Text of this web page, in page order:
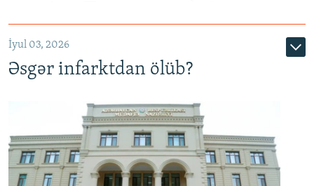
720p 1080p
İyul 03, 2026
Əsgər infarktdan ölüb?